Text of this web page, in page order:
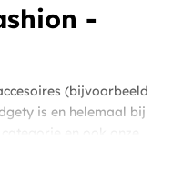
-
(bijvoorbeeld
is en helemaal bij
en ook onze